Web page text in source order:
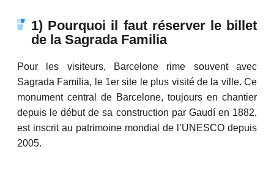
1) Pourquoi il faut réserver le billet
de la Sagrada Familia
Pour les visiteurs, Barcelone rime souvent avec
Sagrada Familia, le 1er site le plus visité de la ville. Ce
monument central de Barcelone, toujours en chantier
depuis le début de sa construction par Gaudí en 1882,
est inscrit au patrimoine mondial de l’UNESCO depuis
2005.